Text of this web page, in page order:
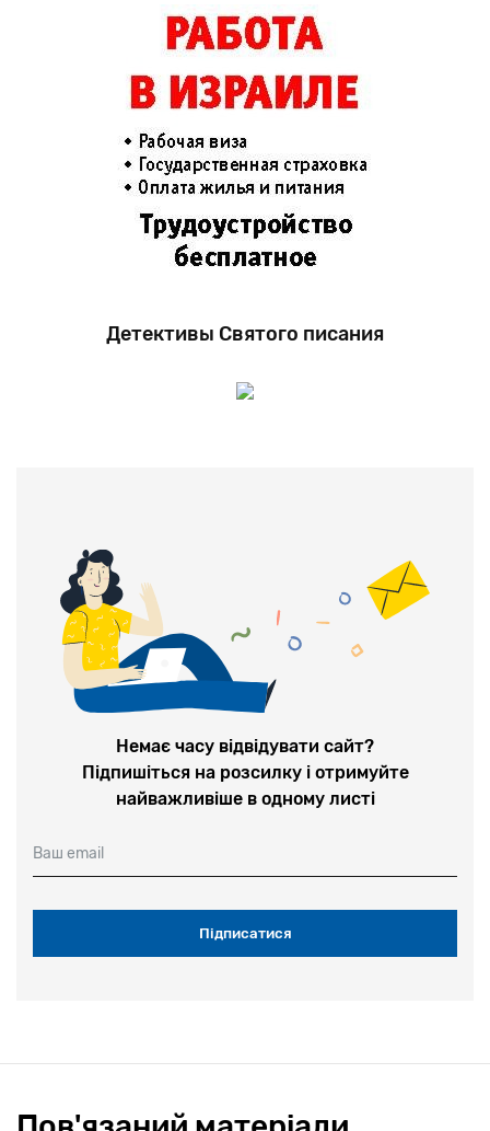
Детективы Святого писания
Немає часу відвідувати сайт?
Підпишіться на розсилку і отримуйте
найважливіше в одному листі
Ваш email